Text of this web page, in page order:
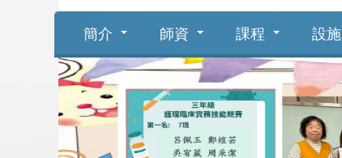
簡介 師資 課程 設施